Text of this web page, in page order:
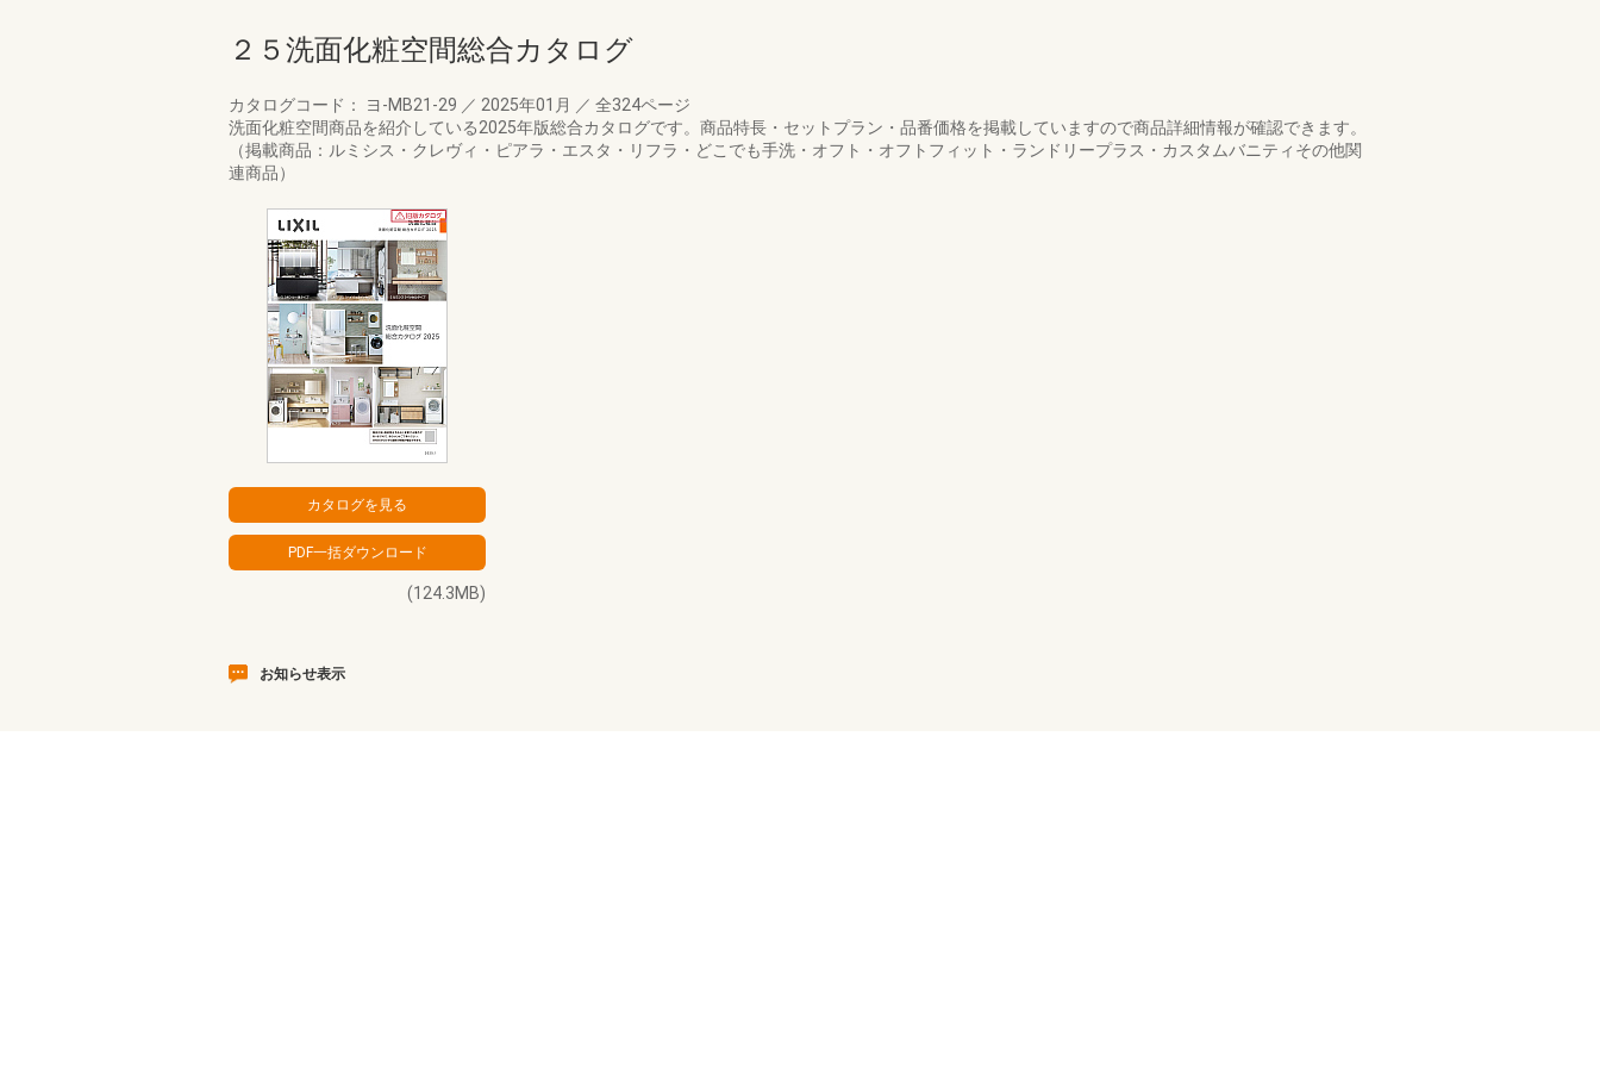
２５洗面化粧空間総合カタログ
カタログコード： ヨ-MB21-29 ／ 2025年01月 ／ 全324ページ
洗面化粧空間商品を紹介している2025年版総合カタログです。商品特長・セットプラン・品番価格を掲載していますので商品詳細情報が確認できます。
（掲載商品：ルミシス・クレヴィ・ピアラ・エスタ・リフラ・どこでも手洗・オフト・オフトフィット・ランドリープラス・カスタムバニティその他関
連商品）
(124.3MB)
お知らせ表示